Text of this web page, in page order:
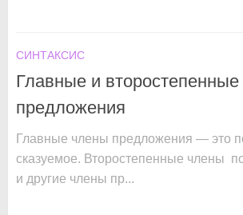
СИНТАКСИС
Главные и
предложения
Главные члены предложения — это
сказуемое. Второстепенные члены
и другие члены пр...